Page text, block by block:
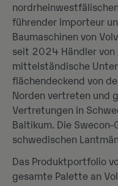
führender Importeur
Baumaschinen von
seit 2024 Händler von
mittelständische
flächendeckend von
Norden vertreten und
Vertretungen in
Baltikum. Die
schwedischen
Das Produktportfolio
gesamte Palette an